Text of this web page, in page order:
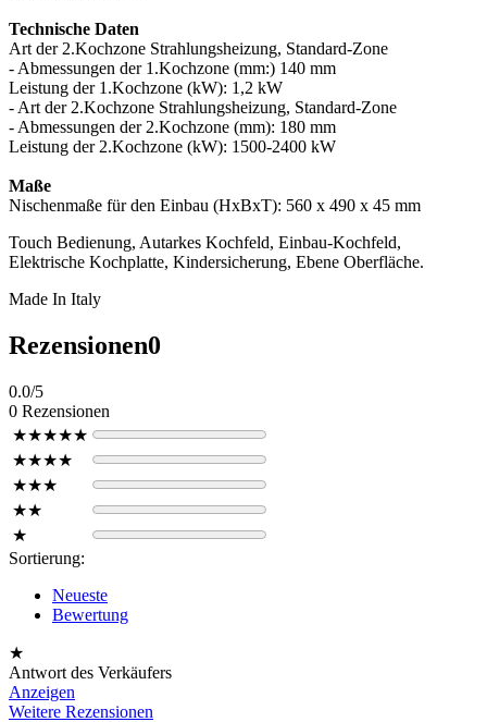
Technische Daten
Art der 2.Kochzone Strahlungsheizung, Standard-Zone
- Abmessungen der 1.Kochzone (mm:) 140 mm
Leistung der 1.Kochzone (kW): 1,2 kW
- Art der 2.Kochzone Strahlungsheizung, Standard-Zone
- Abmessungen der 2.Kochzone (mm): 180 mm
Leistung der 2.Kochzone (kW): 1500-2400 kW
Maße
Nischenmaße für den Einbau (HxBxT): 560 x 490 x 45 mm
Touch Bedienung, Autarkes Kochfeld, Einbau-Kochfeld,
Elektrische Kochplatte, Kindersicherung, Ebene Oberfläche.
Made In Italy
Rezensionen0
0.0/5
0 Rezensionen
★★★★★
★★★★
★★★
★★
★
Sortierung:
Neueste
Bewertung
★
Antwort des Verkäufers
Anzeigen
Weitere Rezensionen